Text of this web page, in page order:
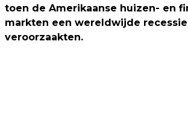
toen de Amerikaanse huizen- en
markten een wereldwijde recessie
veroorzaakten.